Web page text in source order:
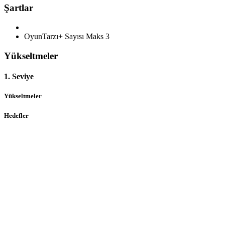
Şartlar
OyunTarzı+ Sayısı Maks 3
Yükseltmeler
1. Seviye
Yükseltmeler
Hedefler